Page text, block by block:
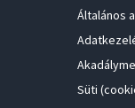
Általános
Süti